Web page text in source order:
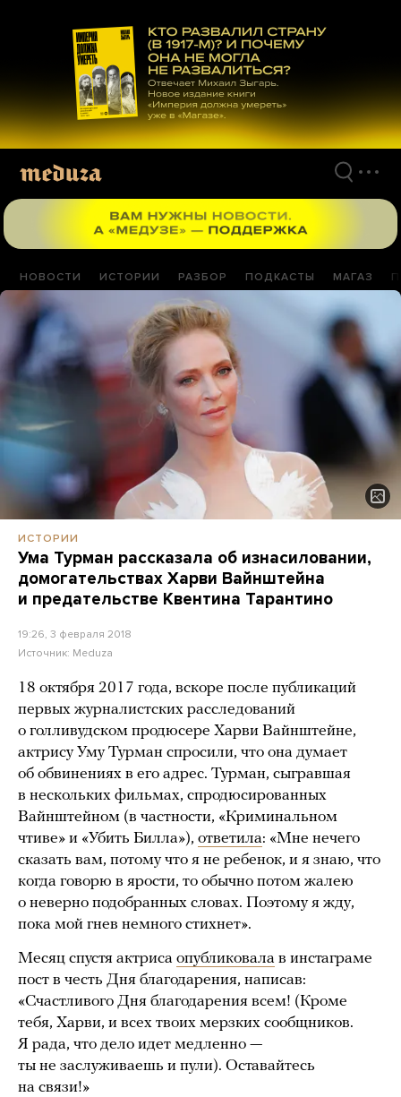
материалам
НОВОСТИ ИСТОРИИ РАЗБОР ПОДКАСТЫ МАГАЗ
ИСТОРИИ
Ума Турман рассказала об изнасиловании,
домогательствах Харви Вайнштейна
и предательстве Квентина Тарантино
19:26, 3 февраля 2018
Источник: Meduza
18 октября 2017 года, вскоре после публикаций
первых журналистских расследований
о голливудском продюсере Харви Вайнштейне,
актрису Уму Турман спросили, что она думает
об обвинениях в его адрес. Турман, сыгравшая
в нескольких фильмах, спродюсированных
Вайнштейном (в частности, «Криминальном
чтиве» и «Убить Билла»), ответила: «Мне нечего
сказать вам, потому что я не ребенок, и я знаю, что
когда говорю в ярости, то обычно потом жалею
о неверно подобранных словах. Поэтому я жду,
пока мой гнев немного стихнет».
Месяц спустя актриса опубликовала в инстаграме
пост в честь Дня благодарения, написав:
«Счастливого Дня благодарения всем! (Кроме
тебя, Харви, и всех твоих мерзких сообщников.
Я рада, что дело идет медленно —
ты не заслуживаешь и пули). Оставайтесь
на связи!»